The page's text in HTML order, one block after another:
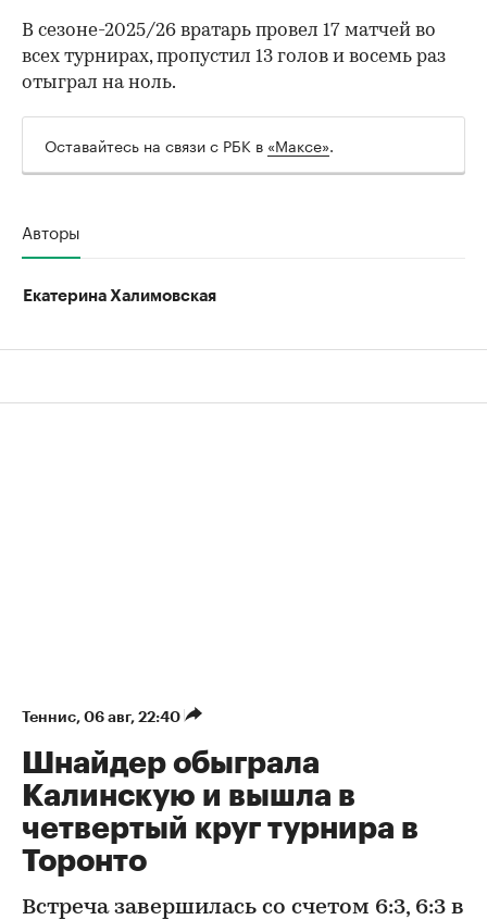
В сезоне-2025/26 вратарь провел 17 матчей во
всех турнирах, пропустил 13 голов и восемь раз
отыграл на ноль.
Оставайтесь на связи с РБК в «Максе».
Авторы
Екатерина Халимовская
Теннис⁠, 06 авг, 22:40
Шнайдер обыграла
Калинскую и вышла в
четвертый круг турнира в
Торонто
Встреча завершилась со счетом 6:3, 6:3 в